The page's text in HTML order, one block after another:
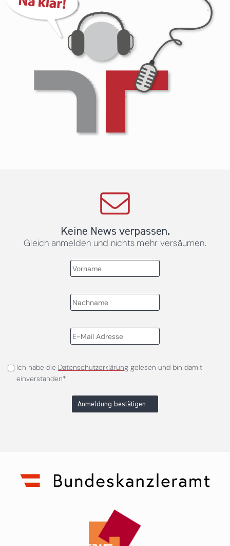
Keine News verpassen.
Gleich anmelden und nichts mehr versäumen.
Ich habe die Datenschutzerklärunggelesen und bin damit
einverstanden*
Anmeldung bestätigen